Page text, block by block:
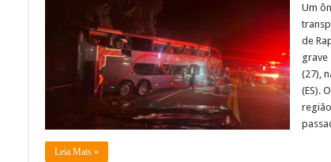
ônibus
turistas
visitou
Raposo,
deixa
três
mortos
O
Um
de
grave
(27),
(ES).
Leia Mais »